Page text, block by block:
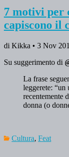
7 motivi per
capiscono il
di Kikka • 3 Nov
Su suggerimento di
La frase
leggerete: “un
recentemente
donna (o
Cultura, Feat